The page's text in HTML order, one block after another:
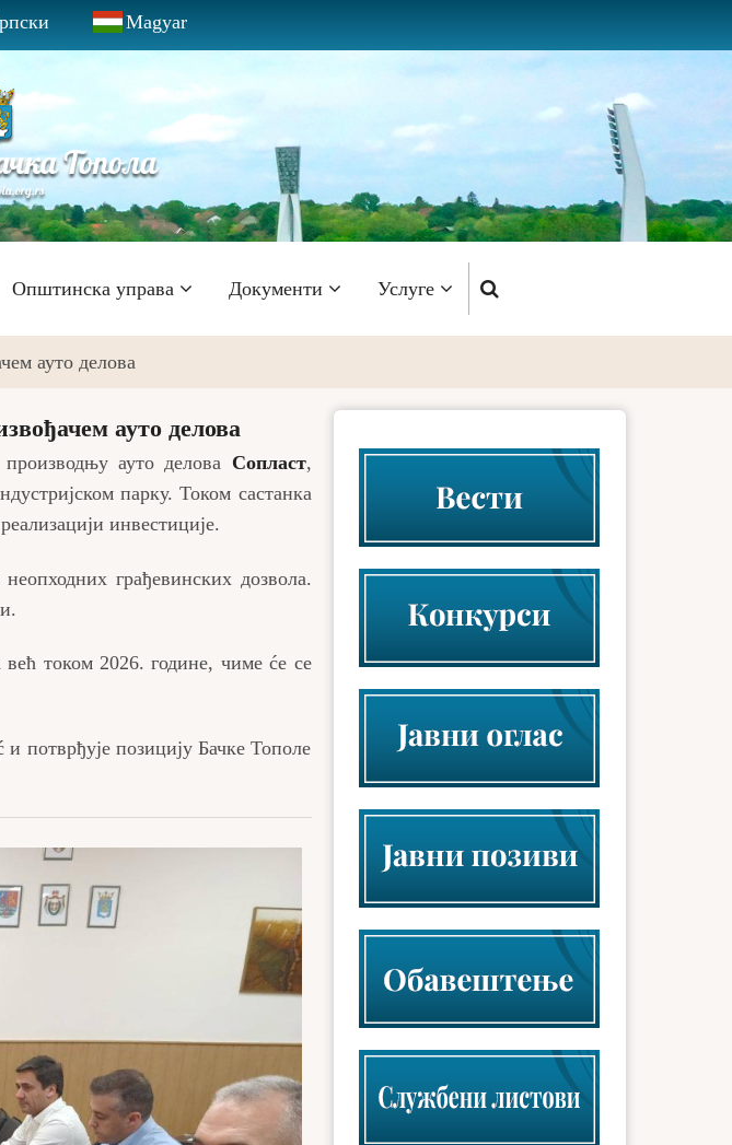
Magyar
Општинска управа Документи Услуге
ауто делова
ауто делова
ауто делова Сопласт,
парку. Током састанка
инвестиције.
грађевинских дозвола.
током 2026. године, чиме ćе се
потврђује позицију Бачке Тополе